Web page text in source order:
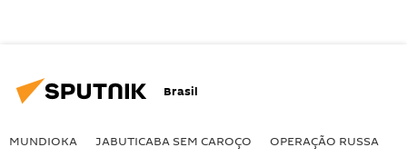
Brasil
MUNDIOKA JABUTICABA SEM CAROÇO OPERAÇÃO RUSSA